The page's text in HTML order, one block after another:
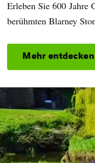
Erleben Sie 600 Jahre
berühmten Blarney
Mehr entdecken